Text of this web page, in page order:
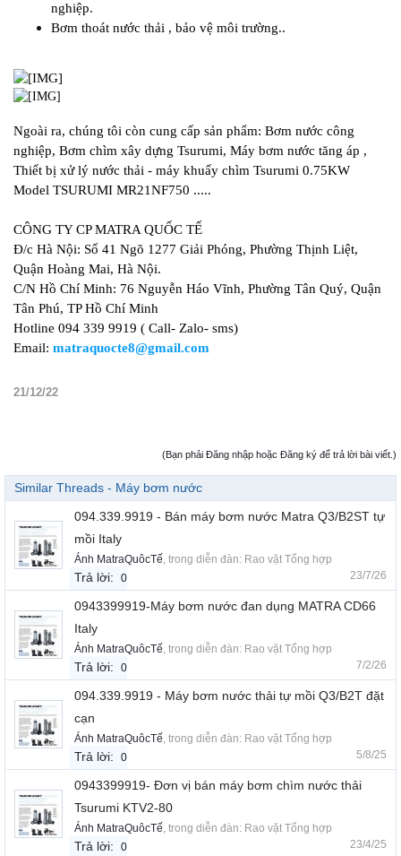
nghiệp.
Bơm thoát nước thải , bảo vệ môi trường..
Ngoài ra, chúng tôi còn cung cấp sản phẩm: Bơm nước công
nghiệp, Bơm chìm xây dựng Tsurumi, Máy bơm nước tăng áp ,
Thiết bị xử lý nước thải - máy khuấy chìm Tsurumi 0.75KW
Model TSURUMI MR21NF750 .....
CÔNG TY CP MATRA QUỐC TẾ
Đ/c Hà Nội: Số 41 Ngõ 1277 Giải Phóng, Phường Thịnh Liệt,
Quận Hoàng Mai, Hà Nội.
C/N Hồ Chí Minh: 76 Nguyễn Háo Vĩnh, Phường Tân Quý, Quận
Tân Phú, TP Hồ Chí Minh
Hotline 094 339 9919 ( Call- Zalo- sms)
Email: matraquocte8@gmail.com
21/12/22
(Bạn phải Đăng nhập hoặc Đăng ký để trả lời bài viết.)
Similar Threads - Máy bơm nước
094.339.9919 - Bán máy bơm nước Matra Q3/B2ST tự
mồi Italy
Ánh MatraQuôcTế, trong diễn đàn: Rao vặt Tổng hợp
Trả lời: 0 23/7/26
0943399919-Máy bơm nước đan dụng MATRA CD66
Italy
Ánh MatraQuôcTế, trong diễn đàn: Rao vặt Tổng hợp
Trả lời: 0 7/2/26
094.339.9919 - Máy bơm nước thải tự mồi Q3/B2T đặt
cạn
Ánh MatraQuôcTế, trong diễn đàn: Rao vặt Tổng hợp
Trả lời: 0 5/8/25
0943399919- Đơn vị bán máy bơm chìm nước thải
Tsurumi KTV2-80
Ánh MatraQuôcTế, trong diễn đàn: Rao vặt Tổng hợp
Trả lời: 0 23/4/25